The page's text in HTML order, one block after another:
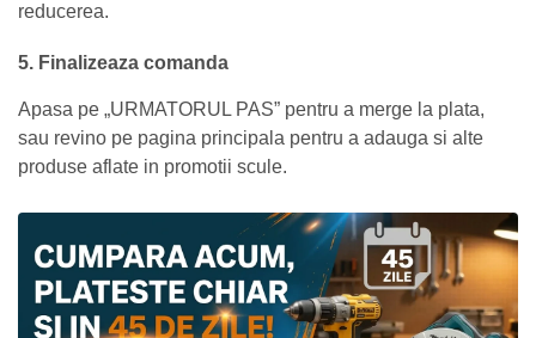
reducerea.
5. Finalizeaza comanda
Apasa pe „URMATORUL PAS” pentru a merge la plata,
sau revino pe pagina principala pentru a adauga si alte
produse aflate in promotii scule.